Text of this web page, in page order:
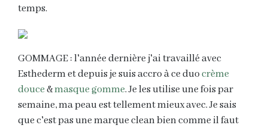
temps.
GOMMAGE : l'année dernière j'ai travaillé avec
Esthederm et depuis je suis accro à ce duocrème
douce&masque gomme. Je les utilise une fois par
semaine, ma peau est tellement mieux avec. Je sais
que c'est pas une marque clean bien comme il faut